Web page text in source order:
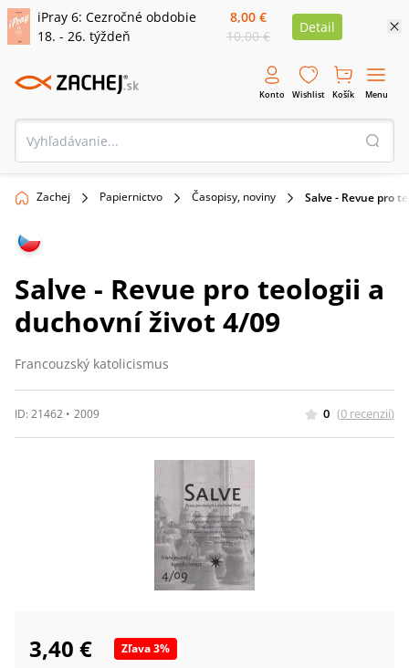
iPray 6: Cezročné obdobie
18. - 26. týždeň
8,00 €
10,00 €
Detail
Konto Wishlist Košík Menu
Zachej Papiernictvo Časopisy, noviny Salve - Revue pro
Salve - Revue pro teologii a
duchovní život 4/09
Francouzský katolicismus
ID: 21462 • 2009 0 (0 recenzií)
3,40 € Zľava3%